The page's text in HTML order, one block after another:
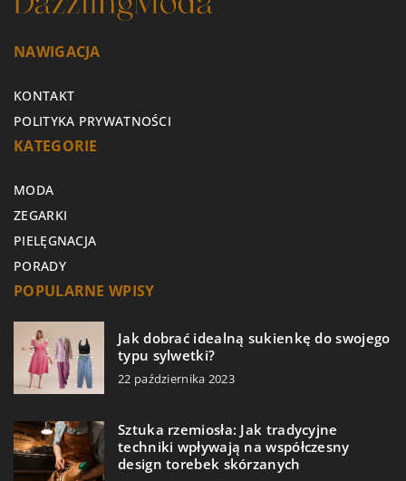
NAWIGACJA
KONTAKT
POLITYKA PRYWATNOŚCI
KATEGORIE
MODA
ZEGARKI
PIELĘGNACJA
PORADY
POPULARNE WPISY
Jak dobrać idealną sukienkę do swojego
typu sylwetki?
22 października 2023
Sztuka rzemiosła: Jak tradycyjne
techniki wpływają na współczesny
design torebek skórzanych